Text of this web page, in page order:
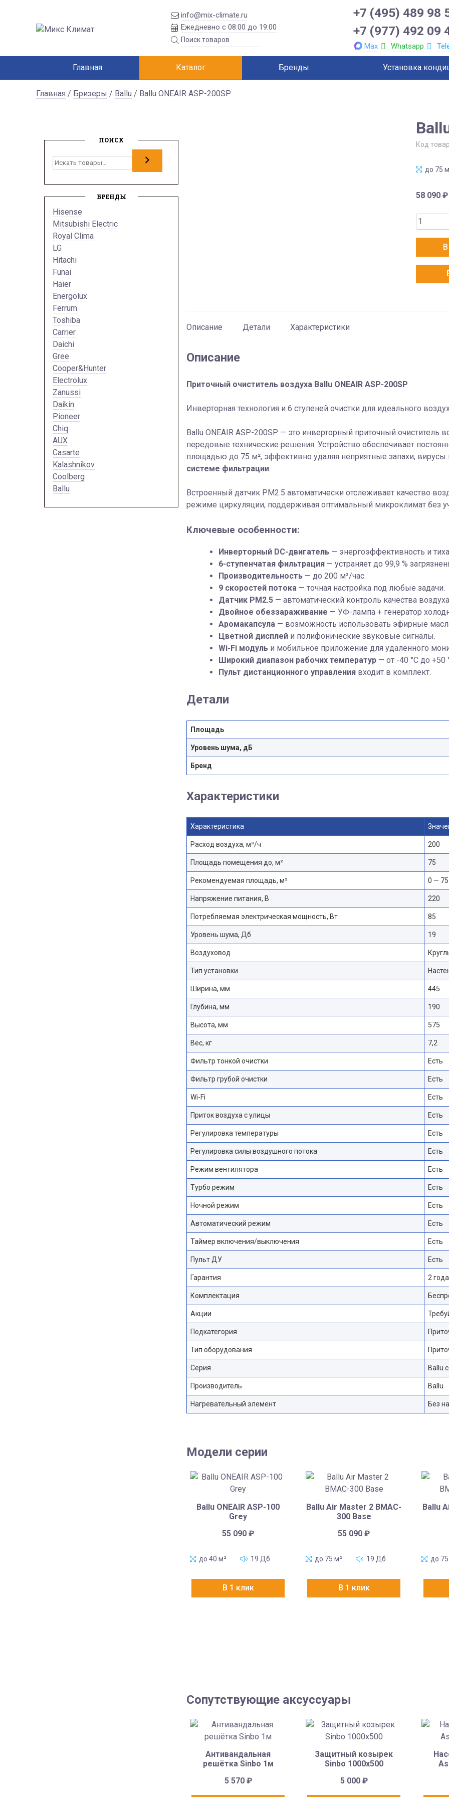
info@mix-climate.ru
Ежедневно с 08:00 до 19:00
+7 (495) 489 98
+7 (977) 492 09
Max Whatsapp
Главная Каталог Бренды Установка
Главная / Бризеры / Ballu / Ballu ONEAIR ASP-200SP
Код
до 75
58 090 ₽
товара
ONEAIR
ASP-
Описание Детали Характеристики
Описание
Приточный очиститель воздуха Ballu ONEAIR ASP-200SP
Инверторная технология и 6 ступеней очистки для идеального
Ballu ONEAIR ASP-200SP — это инверторный приточный очиститель
передовые технические решения. Устройство обеспечивает
площадью до 75 м², эффективно удаляя неприятные запахи, вирусы
системе фильтрации.
Встроенный датчик PM2.5 автоматически отслеживает качество
режиме циркуляции, поддерживая оптимальный микроклимат без
Ключевые особенности:
Инверторный DC-двигатель — энергоэффективность и
6-ступенчатая фильтрация — устраняет до 99,9 %
Производительность — до 200 м³/час.
9 скоростей потока — точная настройка под любые задачи.
Датчик PM2.5 — автоматический контроль качества
Двойное обеззараживание — УФ-лампа + генератор
Аромакапсула — возможность использовать эфирные
Цветной дисплей и полифонические звуковые сигналы.
Wi-Fi модуль и мобильное приложение для удалённого
Широкий диапазон рабочих температур — от -40 °С до +50
Пульт дистанционного управления входит в комплект.
Детали
Площадь
Уровень шума, дБ
Бренд
Характеристики
Характеристика
Расход воздуха, м³/ч 200
Площадь помещения до, м² 75
Рекомендуемая площадь, м² 0 — 75
Напряжение питания, В 220
Потребляемая электрическая мощность, Вт 85
Уровень шума, Дб 19
Воздуховод
Тип установки
Ширина, мм 445
Глубина, мм 190
Высота, мм 575
Вес, кг 7,2
Фильтр тонкой очистки Есть
Фильтр грубой очистки Есть
Wi-Fi Есть
Приток воздуха с улицы Есть
Регулировка температуры Есть
Регулировка силы воздушного потока Есть
Режим вентилятора Есть
Турбо режим Есть
Ночной режим Есть
Автоматический режим Есть
Таймер включения/выключения Есть
Пульт ДУ Есть
Гарантия 2 года
Комплектация
Акции
Подкатегория
Тип оборудования
Серия Ballu
Производитель Ballu
Нагревательный элемент Без
Модели серии
Ballu ONEAIR ASP-100
Grey
55 090₽
до 40 м² 19 Дб
В 1 клик
Ballu Air Master 2 BMAC-
300 Base
55 090₽
до 75 м² 19 Дб
В 1 клик
Ballu
до
Сопутствующие аксуссуары
Антивандальная
решётка Sinbo 1м
5 570 ₽
Защитный козырек
Sinbo 1000х500
5 000 ₽
ПОИСК
Поиск
БРЕНДЫ
Hisense
Mitsubishi Electric
Royal Clima
LG
Hitachi
Funai
Haier
Energolux
Ferrum
Toshiba
Carrier
Daichi
Gree
Cooper&Hunter
Electrolux
Zanussi
Daikin
Pioneer
Chiq
AUX
Casarte
Kalashnikov
Coolberg
Ballu